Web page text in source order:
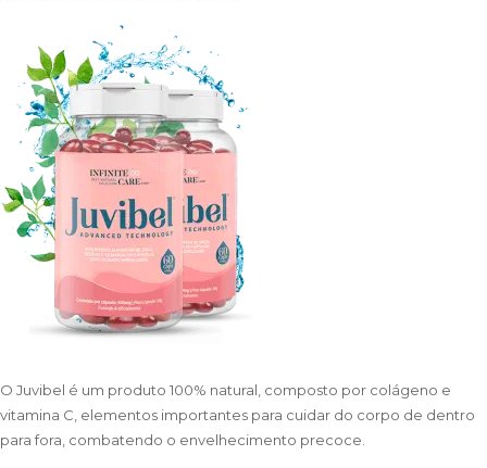
O Juvibel é um produto 100% natural, composto por colágeno e
vitamina C, elementos importantes para cuidar do corpo de dentro
para fora, combatendo o envelhecimento precoce.